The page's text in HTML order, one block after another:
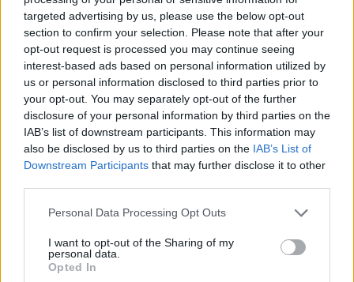
targeted advertising by us, please use the below opt-out
section to confirm your selection. Please note that after your
opt-out request is processed you may continue seeing
interest-based ads based on personal information utilized by
us or personal information disclosed to third parties prior to
your opt-out. You may separately opt-out of the further
disclosure of your personal information by third parties on the
IAB’s list of downstream participants. This information may
also be disclosed by us to third parties on the IAB’s List of
Downstream Participants that may further disclose it to other
Personal Data Processing Opt Outs
I want to opt-out of the Sharing of my
personal data.
Opted In
Pamje alarmante nga
Kruja, zjarri përfshin
faqen e malit dhe
kërcënon 30 banesa e
Shpërthen një dron i
paidentifikuar në Bullgari
pranë gazsjellësit
strategjik